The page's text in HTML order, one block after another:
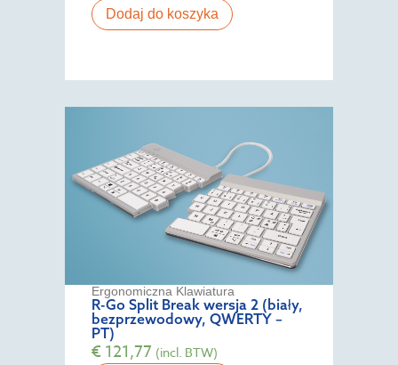
Dodaj do koszyka
Ergonomiczna Klawiatura
R-Go Split Break wersja 2 (biały,
bezprzewodowy, QWERTY –
PT)
€121,77 (incl. BTW)